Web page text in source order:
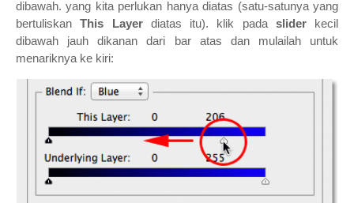
dibawah. yang kita perlukan hanya diatas (satu-satunya yang
bertuliskanThis Layerdiatas itu). klik pada sliderkecil
dibawah jauh dikanan dari bar atas dan mulailah untuk
menariknya ke kiri: